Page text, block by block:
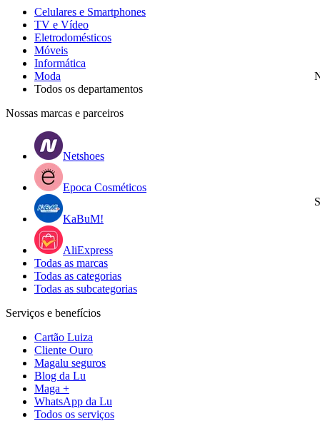
Celulares e Smartphones
TV e Vídeo
Eletrodomésticos
Móveis
Informática
Moda
Todos os departamentos
Nossas marcas e parceiros
Netshoes
Epoca Cosméticos
KaBuM!
AliExpress
Todas as marcas
Todas as categorias
Todas as subcategorias
Serviços e benefícios
Cartão Luiza
Cliente Ouro
Magalu seguros
Blog da Lu
Maga +
WhatsApp da Lu
Todos os serviços